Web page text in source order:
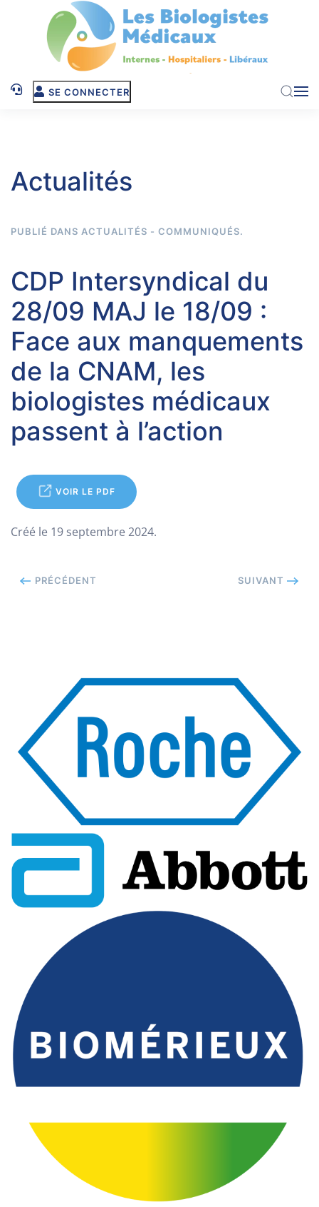
Skip to main content
SE CONNECTER
Actualités
PUBLIÉ DANS ACTUALITÉS - COMMUNIQUÉS.
CDP Intersyndical du
28/09 MAJ le 18/09 :
Face aux manquements
de la CNAM, les
biologistes médicaux
passent à l’action
VOIR LE PDF
Créé le 19 septembre 2024.
PRÉCÉDENT SUIVANT